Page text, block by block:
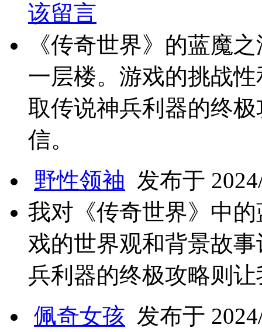
该留言
《传奇世界》的蓝魔
一层楼。游戏的挑战
取传说神兵利器的终
信。
野性领袖 发布于
我对《传奇世界》中
戏的世界观和背景故
兵利器的终极攻略则
佩奇女孩 发布于